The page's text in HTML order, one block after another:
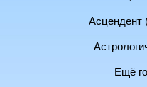
Асцендент
Ещё